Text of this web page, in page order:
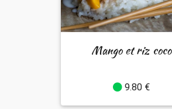
Mango et riz coco
9.80 €